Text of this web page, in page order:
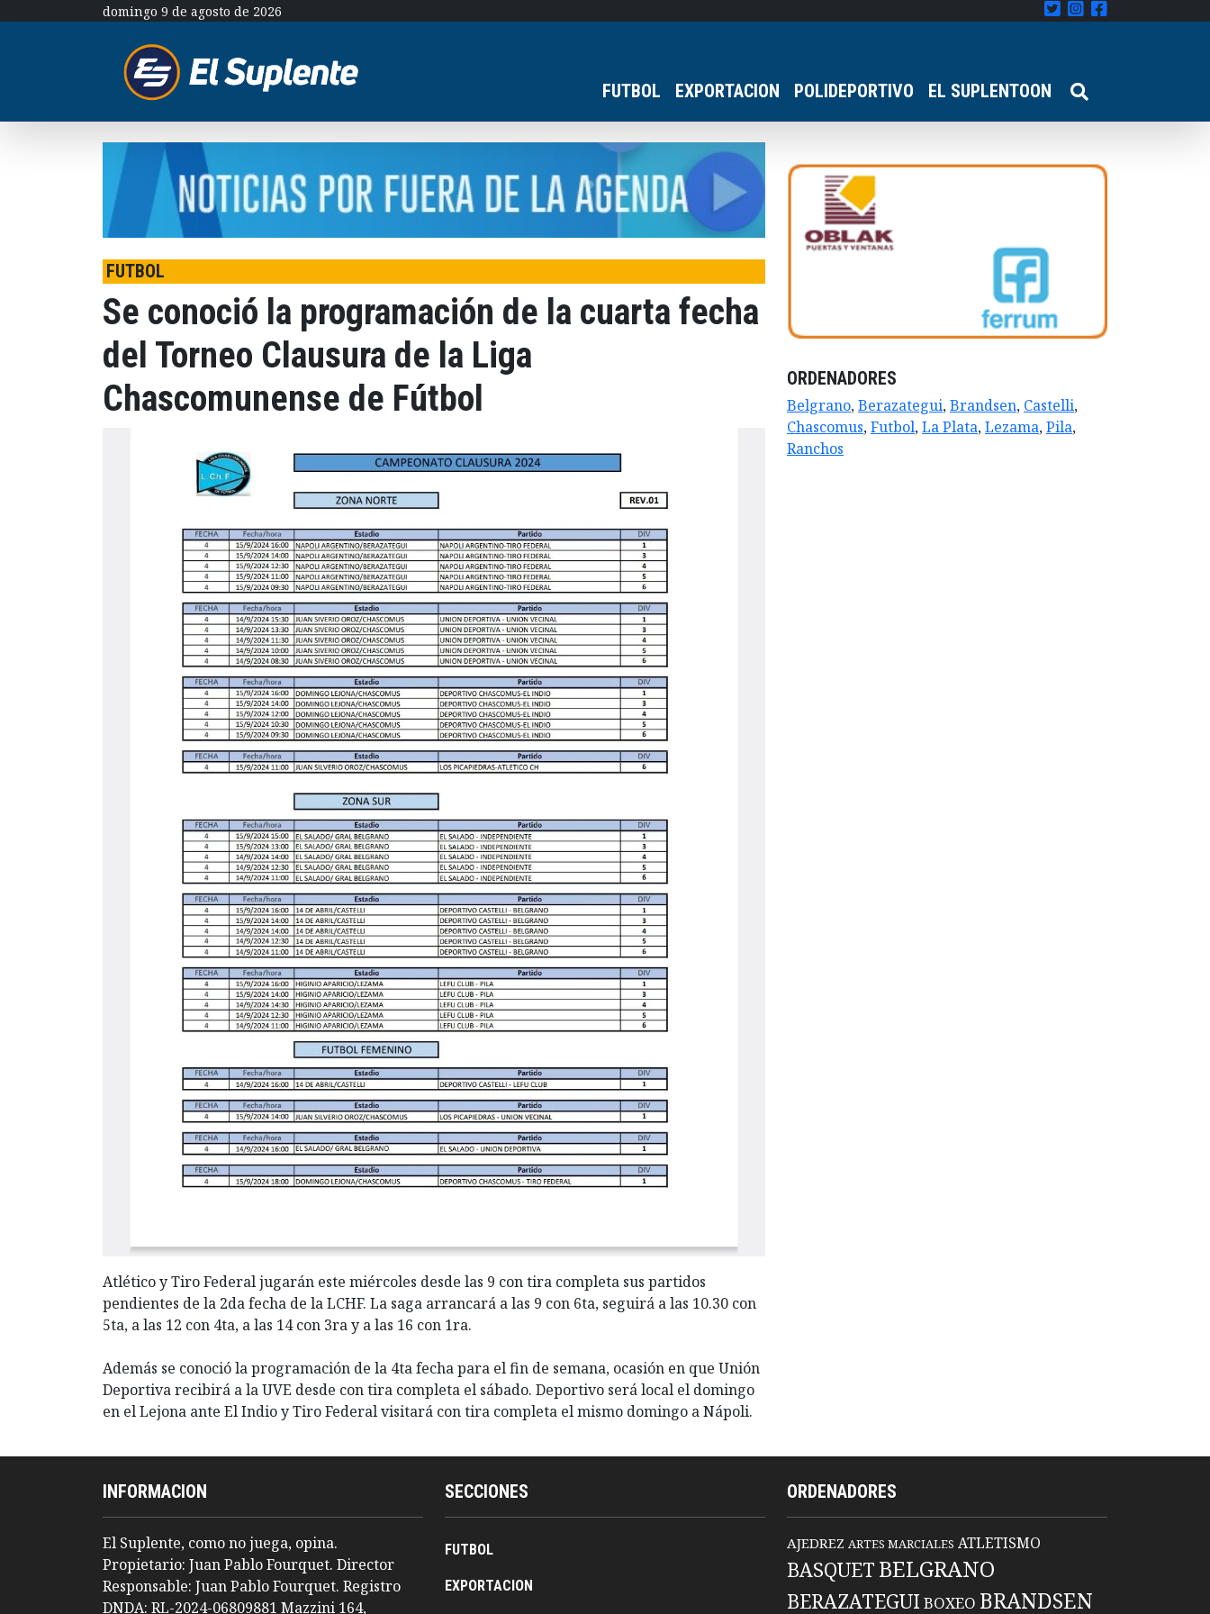
domingo 9 de agosto de 2026
FUTBOL EXPORTACION POLIDEPORTIVO EL SUPLENTOON
FUTBOL
Se conoció la programación de la cuarta fecha
del Torneo Clausura de la Liga
Chascomunense de Fútbol
Atlético y Tiro Federal jugarán este miércoles desde las 9 con tira completa sus partidos
pendientes de la 2da fecha de la LCHF. La saga arrancará a las 9 con 6ta, seguirá a las 10.30 con
5ta, a las 12 con 4ta, a las 14 con 3ra y a las 16 con 1ra.
Además se conoció la programación de la 4ta fecha para el fin de semana, ocasión en que Unión
Deportiva recibirá a la UVE desde con tira completa el sábado. Deportivo será local el domingo
en el Lejona ante El Indio y Tiro Federal visitará con tira completa el mismo domingo a Nápoli.
ORDENADORES
Belgrano,Berazategui,Brandsen, Castelli,
Chascomus,Futbol,La Plata,Lezama,Pila,
Ranchos
INFORMACION
El Suplente, como no juega, opina.
Propietario: Juan Pablo Fourquet. Director
Responsable: Juan Pablo Fourquet. Registro
DNDA: RL-2024-06809881 Mazzini 164,
SECCIONES
FUTBOL
EXPORTACION
ORDENADORES
AJEDREZ ARTES MARCIALES ATLETISMO
BASQUET BELGRANO
BERAZATEGUIBOXEO BRANDSEN